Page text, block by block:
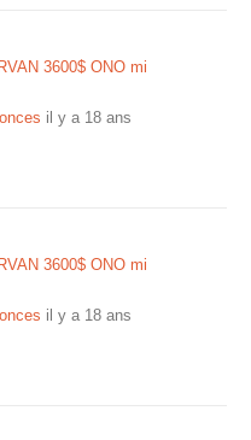
3600$ ONO mi
il y a 18 ans
3600$ ONO mi
il y a 18 ans